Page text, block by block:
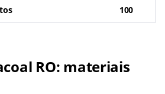
100
RO: materiais